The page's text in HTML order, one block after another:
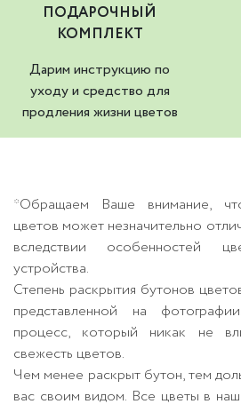
ПОДАРОЧНЫЙ
КОМПЛЕКТ
Дарим инструкцию по
уходу и средство для
продления жизни цветов
*Обращаем Ваше внимание,
цветов может незначительно
вследствии особенностей
устройства.
Степень раскрытия бутонов
представленной на
процесс, который никак не
свежесть цветов.
Чем менее раскрыт бутон, тем
вас своим видом. Все цветы в